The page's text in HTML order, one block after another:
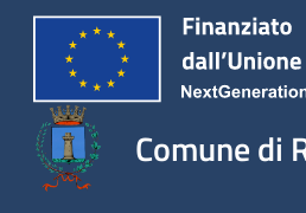
Comune di